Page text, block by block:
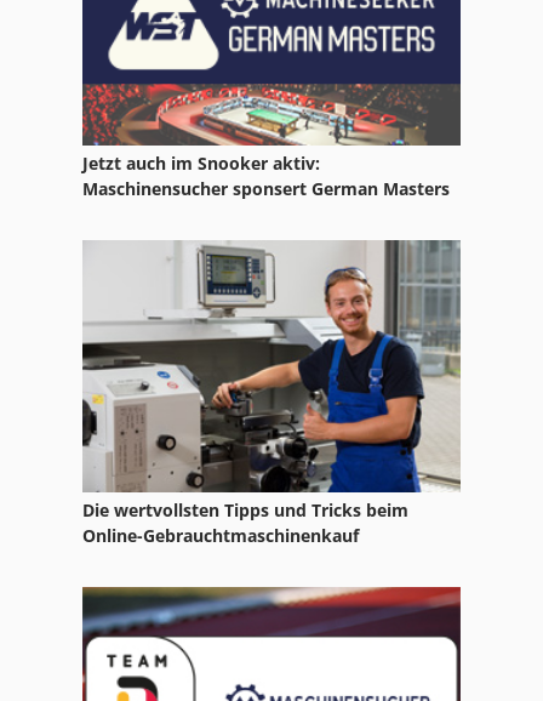
Trommeltrockner
Jetzt auch im Snooker aktiv:
Maschinensucher sponsert German Masters
Die wertvollsten Tipps und Tricks beim
Online-Gebrauchtmaschinenkauf